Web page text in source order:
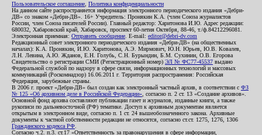
Пользовательское соглашение Политика конфиденциальности
На данном сайте распространяется информация электронного периодического издания «Дебри-
ДВ» со знаком «Дебри-ДВ». 16+ Учредитель: Пронякин К.А. (член Союза журналистов
России, член Союза писателей России). Главный редактор: Харитонова И.Ю. Адрес редакции:
680032, Хабаровский край, Хабаровск, проспект 60-летия Октября, 88-46, т./ф.84212296081.
Электронная приемная: Отправить сообщение . E-mail: editor@debri-dv.com
Редакционный совет электронного периодического издания «Дебри-ДВ» (на общественных
началах): К.А. Пронякин, И.Ю. Харитонова, А.Э. Мирмович, Ю.Н. Юрьев, Ю.В. Ковалев,
Л.Н. Левина, А.Ю. Жданов, Е.Н. Голубь, С.Н. Бурындин, Б.М. Сухинин, О.В. Егорова
Свидетельство о регистрации СМИ (Регистрационный номер) ЭЛ № ФС77-45537 выдано
Федеральной службой по надзору в сфере связи, информационных технологий и массовых
коммуникаций (Роскомнадзор) 16.06.2011 г. Территория распространения: Российская
Федерация, зарубежные страны.
В 2006 г. проект «Дебри-ДВ» был создан как электронный частный архив, в соответствии с ФЗ
№ 125 «Об архивном деле в Российской Федерации» , согласно п. 2 ст. 13 «Создание архивов».
Основной фонд архива составляют публикации газет и журналов, изданные книги, а также
рукописи по дальневосточной (РФ) тематике. Доступ к архивным документам является
открытым в электронном виде, согласно п. 1 ст. 24 вышеобозначенного закона. Архивные
документы к частной собственности редакции не относятся, согласно ст.ст. 1275, 1276, 1306
Гражданского кодекса РФ
Согласно ч.2. п.3. ст.17 «Ответственность за правонарушения в сфере информации,